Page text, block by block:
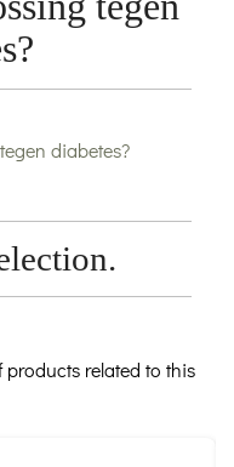
related to this